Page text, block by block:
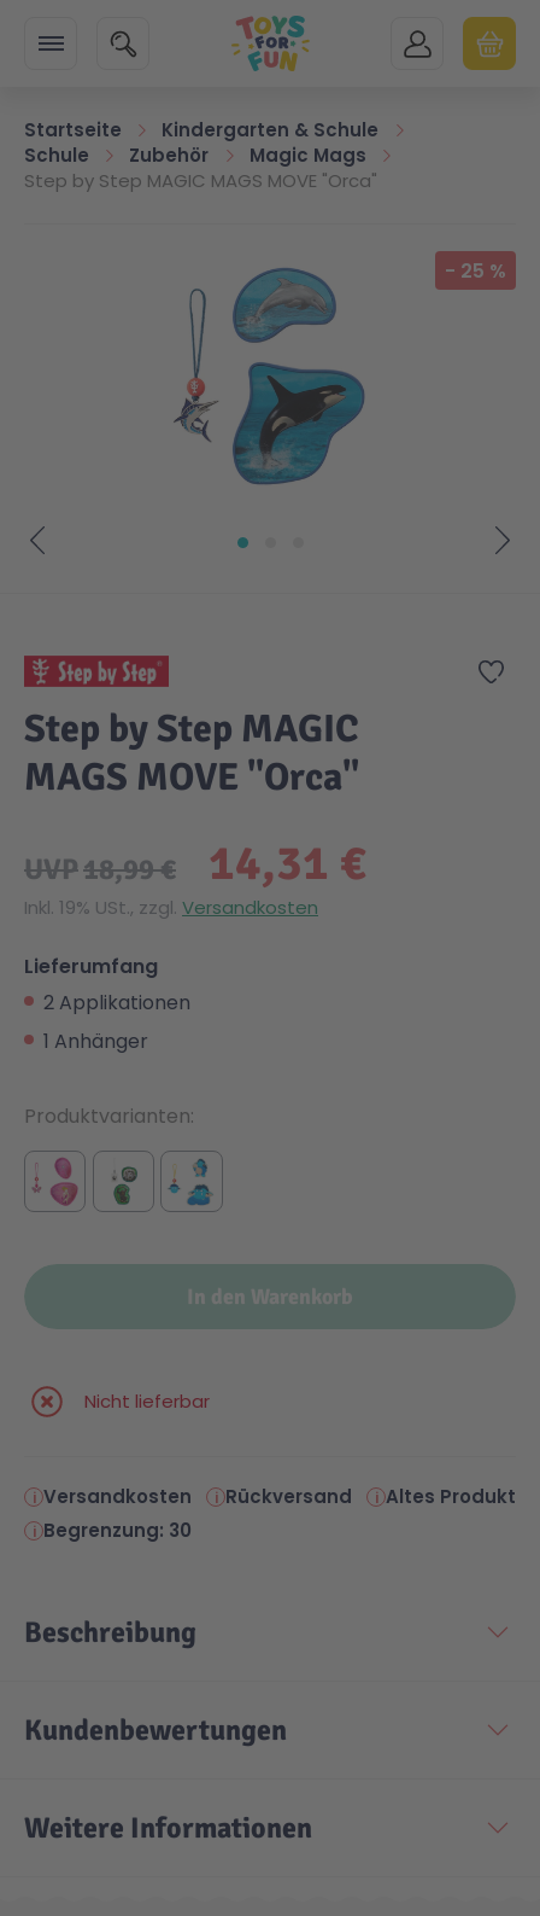
SUCHE MEIN KONTO
Startseite
Kindergarten & Schule
Schule
Zubehör
Magic Mags
Step by Step MAGIC MAGS MOVE "Orca"
Zum Ende der Bildgalerie springen - 25 %
Zur
Step by Step MAGIC
MAGS MOVE "Orca"
14,31 €
UVP18,99 €
Inkl. 19% USt., zzgl. Versandkosten
Lieferumfang
2 Applikationen
1 Anhänger
In den Warenkorb
Nicht lieferbar
Produktvarianten
Versandkosten Rückversand
Altes Produkt
Begrenzung: 30
Beschreibung
Kundenbewertungen
Weitere Informationen